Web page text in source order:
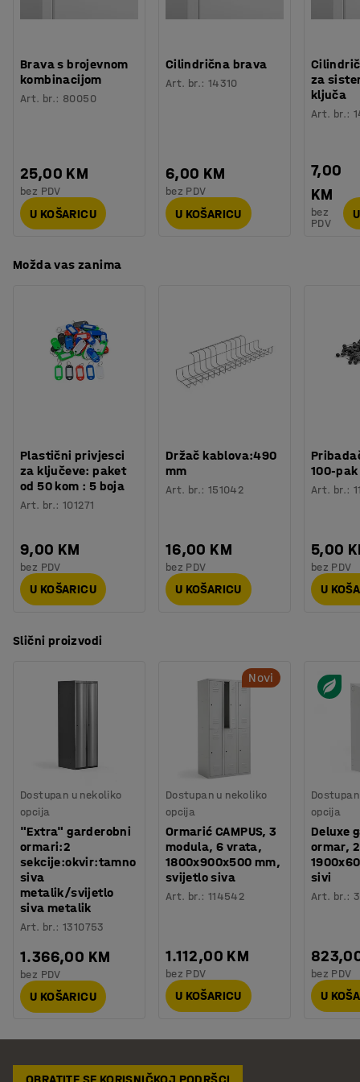
Potreban broj osoba
Težina: 105,01 kg
Montaža: Dolazi sastavljeno
Testirano: EN 16121:2023
EPD, Byggvarubedömd ID: 139208
Brava s brojevnom
kombinacijom
Art. br.: 80050
25,00 KM
bez PDV
U KOŠARICU
Cilindrična brava
Art. br.: 14310
6,00 KM
bez PDV
U KOŠARICU
za
ključa
Art. br.:
7,00
KM
bez
PDV
Možda vas zanima
Plastični privjesci
za ključeve: paket
od 50 kom : 5 boja
Art. br.:101271
9,00 KM
bez PDV
U KOŠARICU
Držač kablova:490
mm
Art. br.: 151042
16,00 KM
bez PDV
U KOŠARICU
100-pak
Art. br.:
5,00
bez PDV
U
Slični proizvodi
Dostupan u nekoliko
opcija
"Extra" garderobni
ormari:2
sekcije:okvir:tamno
siva
metalik/svijetlo
siva metalik
Art. br.:1310753
1.366,00 KM
bez PDV
U KOŠARICU
Novi
Dostupan u nekoliko
opcija
Ormarić CAMPUS, 3
modula, 6 vrata,
1800x900x500 mm,
svijetlo siva
Art. br.: 114542
1.112,00 KM
bez PDV
U KOŠARICU
opcija
Deluxe
ormar,
sivi
Art. br.:
bez PDV
U